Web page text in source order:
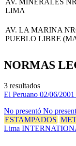
AV. MINERALES
LIMA
AV. LA MARINA
PUEBLO LIBRE
NORMAS
3 resultados
El Peruano 02/06/2001
No presentó No
ESTAMPADOS
Lima